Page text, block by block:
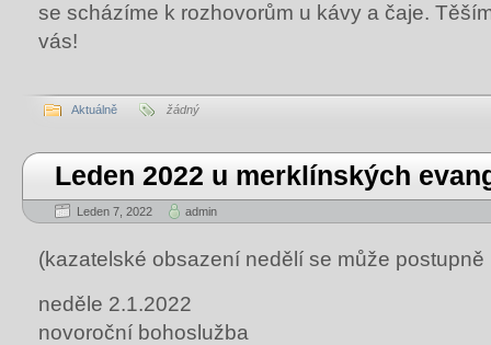
se scházíme k rozhovorům u kávy a čaje.
vás!
Aktuálně žádný
Leden 2022 u merklínských
Leden 7, 2022 admin
(kazatelské obsazení nedělí se může postupně
neděle 2.1.2022
novoroční bohoslužba